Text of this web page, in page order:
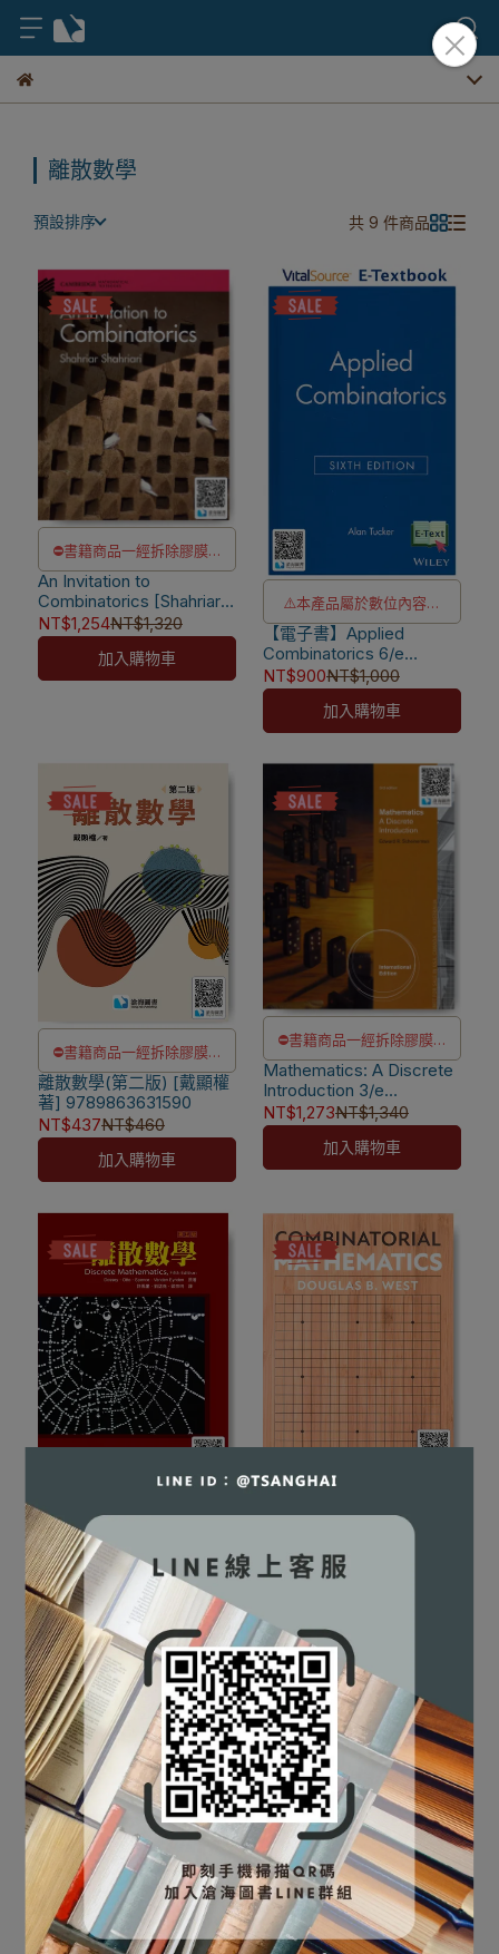
離散數學
預設排序 共 9 件商品
⛔書籍商品一經拆除膠膜，
除非瑕疵換書不提供退貨與
退款
✅訂購數量5本以上另有優
惠，請洽LINE客服訂購
An Invitation to
Combinatorics [Shahriari]
9781108476546
NT$1,254NT$1,320
加入購物車
⚠️本產品屬於數位內容服
務，一經購買不提供退貨與
退款
⚠️電子書產品僅限台灣境內
使用，海外IP無法註冊成功
【電子書】Applied
Combinatorics 6/e
[Tucker]
NT$900NT$1,000
加入購物車
⛔書籍商品一經拆除膠膜，
除非瑕疵換書不提供退貨與
退款
✅訂購數量5本以上另有優
惠，請洽LINE客服訂購
離散數學(第二版) [戴顯權
著] 9789863631590
NT$437NT$460
加入購物車
⛔書籍商品一經拆除膠膜，
除非瑕疵換書不提供退貨與
退款
✅訂購數量5本以上另有優
惠，請洽LINE客服訂購
Mathematics: A Discrete
Introduction 3/e
[Scheinerman]
9780840065285
NT$1,273NT$1,340
加入購物車
⛔書籍商品一經拆除膠膜，
除非瑕疵換書不提供退貨與
退款
✅訂購數量5本以上另有優
惠，請洽LINE客服訂購
離散數學(第五版) [許鳳鑾/
劉誌堯/歐崇明譯
(Dossey)]
9789861546117
NT$684NT$720
加入購物車
除非瑕疵換書不提供退貨與
Mathematics [West]
9781107058583
NT$1,596NT$1,680
⛔書籍商品一經拆除膠膜，